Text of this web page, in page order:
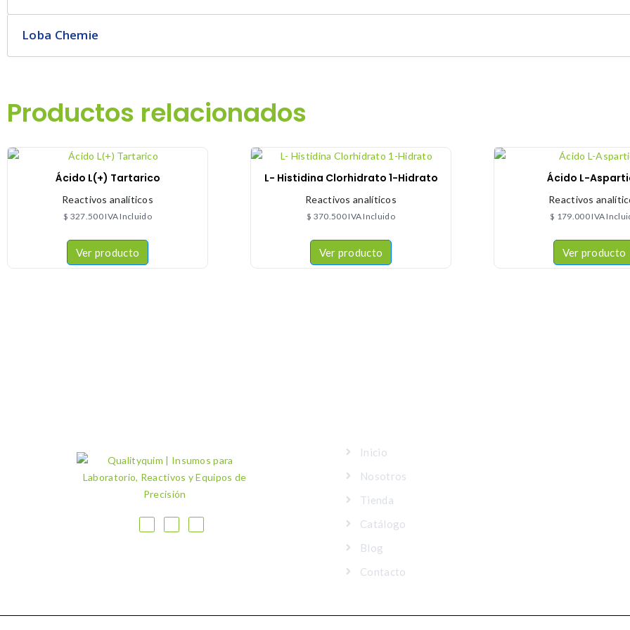
Loba Chemie
Productos relacionados
Ácido L(+) Tartarico
Reactivos analíticos
$ 327.500IVA Incluido
Ver producto
L- Histidina Clorhidrato 1-Hidrato
Reactivos analíticos
$ 370.500IVA Incluido
Ver producto
Ácido L-
Reactivos
$ 179.000IVA
Ver producto
Inicio
Nosotros
Tienda
Catálogo
Blog
Contacto